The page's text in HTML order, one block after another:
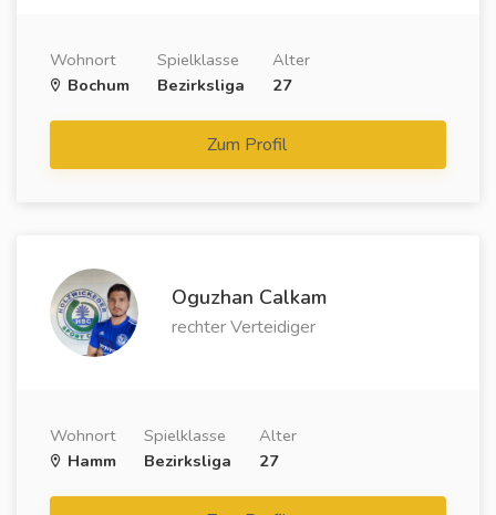
Wohnort
Bochum
Spielklasse
Bezirksliga
Alter
27
Zum Profil
Oguzhan Calkam
rechter Verteidiger
Wohnort
Hamm
Spielklasse
Bezirksliga
Alter
27